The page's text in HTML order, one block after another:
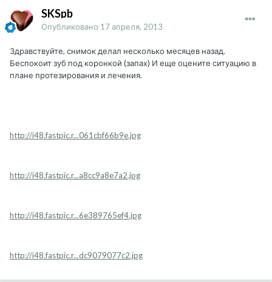
SKSpb
Опубликовано 17 апреля, 2013
Здравствуйте, снимок делал несколько месяцев назад.
Беспокоит зуб под коронкой (запах) И еще оцените ситуацию в
плане протезирования и лечения.
http://i48.fastpic.r...061cbf66b9e.jpg
http://i48.fastpic.r...a8cc9a8e7a2.jpg
http://i48.fastpic.r...6e389765ef4.jpg
http://i48.fastpic.r...dc9079077c2.jpg